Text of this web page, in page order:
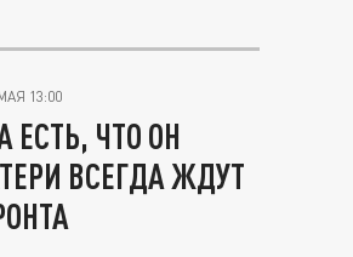
13:00
ЧТО ОН
ВСЕГДА ЖДУТ